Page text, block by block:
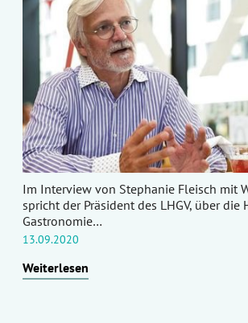
Im Interview von Stephanie Fleisch mit
spricht der Präsident des LHGV, über
Gastronomie…
13.09.2020
Weiterlesen